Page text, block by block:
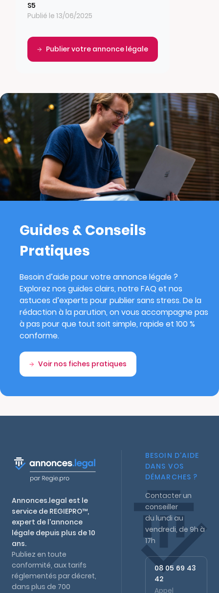
S5
Publié le 13/06/2025
Publier votre annonce légale
Guides & Conseils
Pratiques
Besoin d’aide pour votre annonce légale ?
Explorez nos guides clairs, notre FAQ et nos
astuces d’experts pour publier sans stress. De la
rédaction à la parution, on vous accompagne pas
à pas pour que tout soit simple, rapide et 100 %
conforme.
Voir nos fiches pratiques
Annonces.legal est le
service de REGIEPRO™,
expert de l'annonce
légale depuis plus de 10
ans.
Publiez en toute
conformité, aux tarifs
réglementés par décret,
dans plus de 700
BESOIN D'AIDE
DANS VOS
DÉMARCHES ?
Contacter un
conseiller
du lundi au
vendredi, de 9h à
17h
08 05 69 43
42
Appel